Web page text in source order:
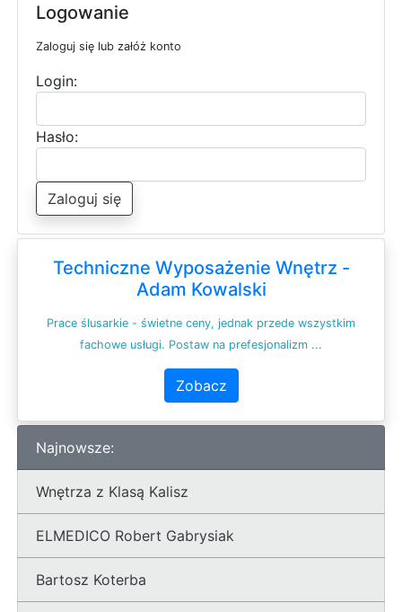
Logowanie
Zaloguj się lub załóż konto
Login:
Hasło:
Zaloguj się
Techniczne Wyposażenie Wnętrz -
Adam Kowalski
Prace ślusarkie - świetne ceny, jednak przede wszystkim
fachowe usługi. Postaw na prefesjonalizm ...
Zobacz
Najnowsze:
Wnętrza z Klasą Kalisz
ELMEDICO Robert Gabrysiak
Bartosz Koterba